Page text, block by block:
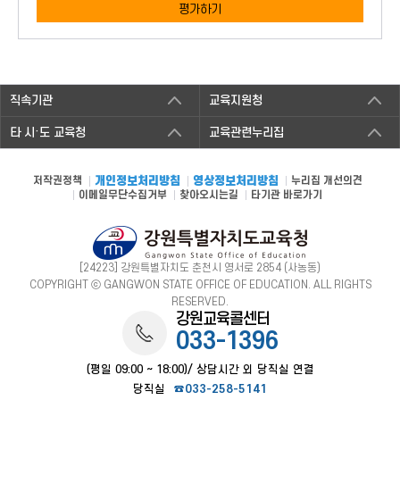
평가하기
직속기관 교육지원청
타 시·도 교육청 교육관련누리집
저작권정책 개인정보처리방침 영상정보처리방침
누리집 개선의견
이메일무단수집거부
찾아오시는길 타기관 바로가기
[24223] 강원특별자치도 춘천시 영서로 2854 (사농동)
COPYRIGHT ⓒ GANGWON STATE OFFICE OF EDUCATION. ALL RIGHTS
RESERVED.
강원교육콜센터
033-1396
(평일 09:00 ~ 18:00)/ 상담시간 외 당직실 연결
당직실
☎033-258-5141